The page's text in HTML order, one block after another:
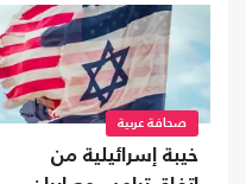
صحافة عربية
خيبة إسرائيلية من